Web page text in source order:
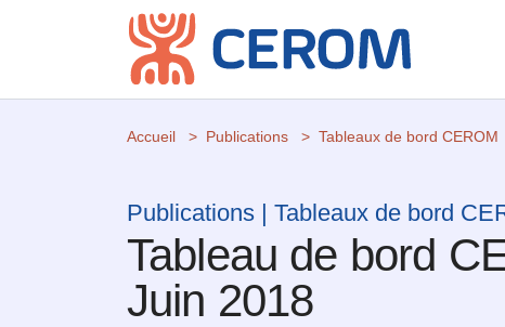
Accueil Publications Tableaux de bord CEROM
Publications | Tableaux de bord
Tableau de bord
Juin 2018